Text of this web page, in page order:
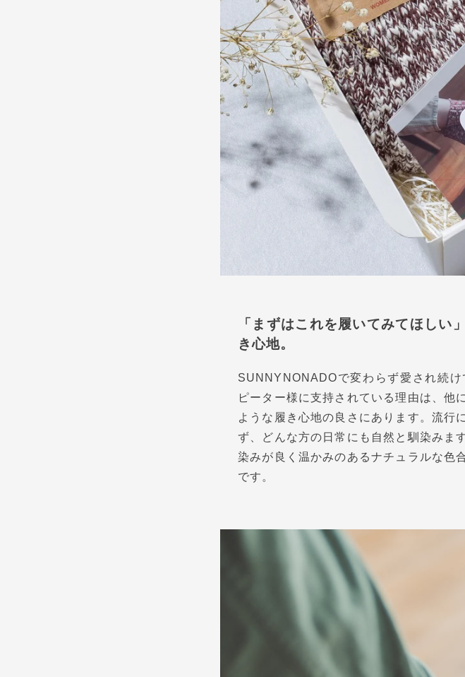
「まずはこれを履いてみてほしい
き心地。
SUNNYNONADOで変わらず愛され続
ピーター様に支持されている理由は、他
ような履き心地の良さにあります。流行
ず、どんな方の日常にも自然と馴染みま
染みが良く温かみのあるナチュラルな色
です。